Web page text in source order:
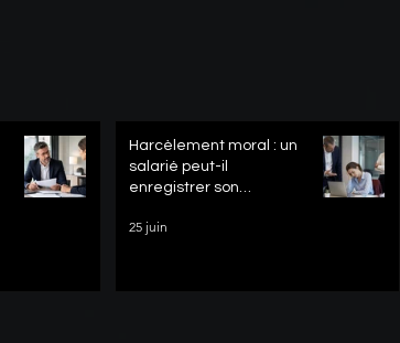
Harcèlement moral : un
salarié peut-il
enregistrer son
pour prouver les faits ?
25 juin